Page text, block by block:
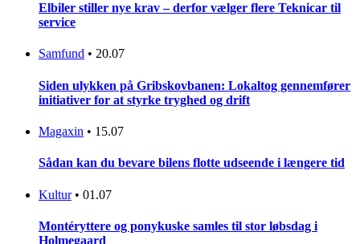
Elbiler stiller nye krav – derfor vælger flere Teknicar til
service
Samfund • 20.07
Siden ulykken på Gribskovbanen: Lokaltog gennemfører
initiativer for at styrke tryghed og drift
Magaxin • 15.07
Sådan kan du bevare bilens flotte udseende i længere tid
Kultur • 01.07
Montéryttere og ponykuske samles til stor løbsdag i
Holmegaard